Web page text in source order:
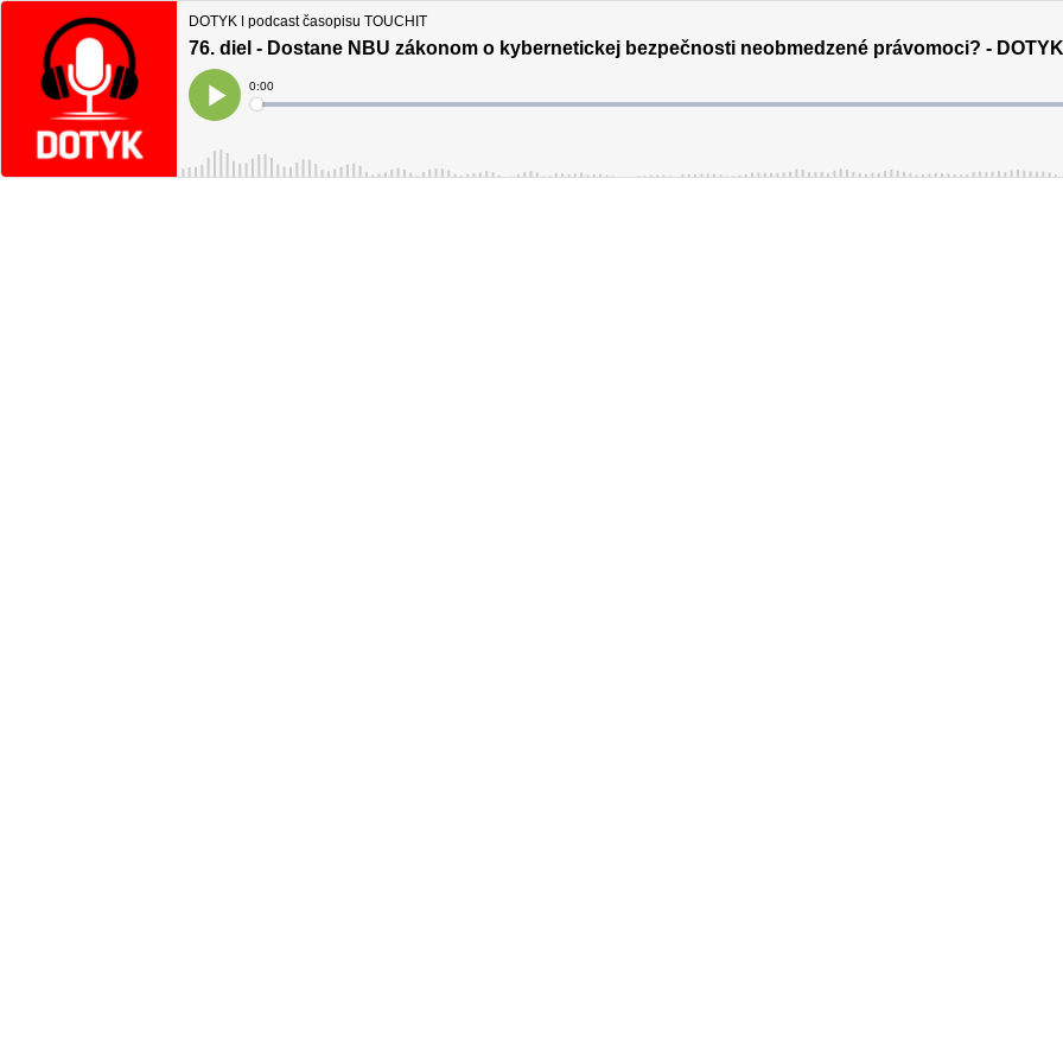
DOTYK ǀ podcast časopisu TOUCHIT
76. diel - Dostane NBU zákonom o kybernetickej bezpečnosti neobmedzené právomoci? - DOTYK
Play
Current
Time
0:00
Loaded: